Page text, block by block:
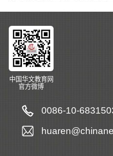
中国华文教育网
官方微博
0086-10-